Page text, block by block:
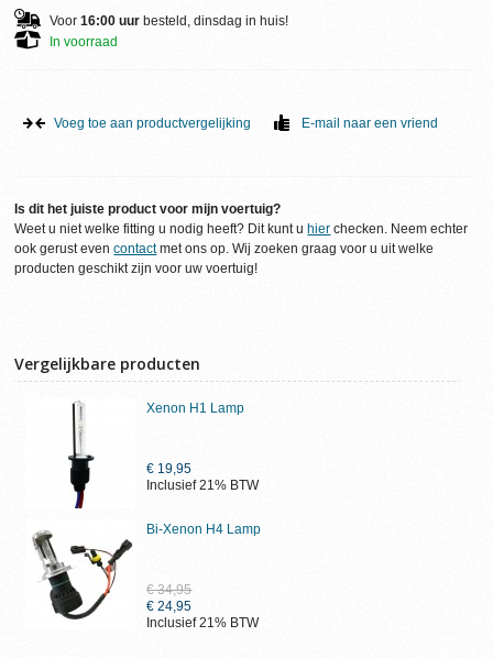
Voor16:00 uur besteld, dinsdag in huis!
In voorraad
Voeg toe aan productvergelijking E-mail naar een vriend
Is dit het juiste product voor mijn voertuig?
Weet u niet welke fitting u nodig heeft? Dit kunt u hier checken. Neem echter
ook gerust evencontactmet ons op. Wij zoeken graag voor u uit welke
producten geschikt zijn voor uw voertuig!
Vergelijkbare producten
Xenon H1 Lamp
€ 19,95
Inclusief 21% BTW
Bi-Xenon H4 Lamp
€ 34,95
€ 24,95
Inclusief 21% BTW